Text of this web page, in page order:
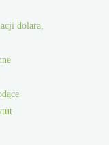
dolara,